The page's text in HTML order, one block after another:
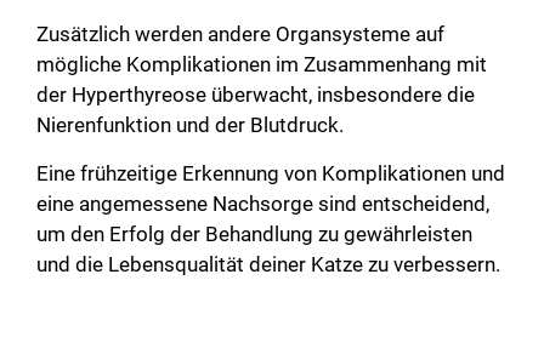
Zusätzlich werden andere Organsysteme auf
mögliche Komplikationen im Zusammenhang mit
der Hyperthyreose überwacht, insbesondere die
Nierenfunktion und der Blutdruck.
Eine frühzeitige Erkennung von Komplikationen und
eine angemessene Nachsorge sind entscheidend,
um den Erfolg der Behandlung zu gewährleisten
und die Lebensqualität deiner Katze zu verbessern.